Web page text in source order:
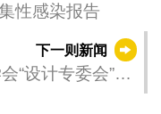
性感染报告
下一则新闻
“设计专委会”创